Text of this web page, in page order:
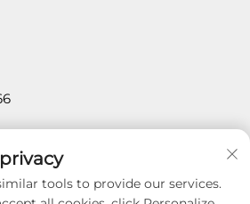
tools to provide our services.